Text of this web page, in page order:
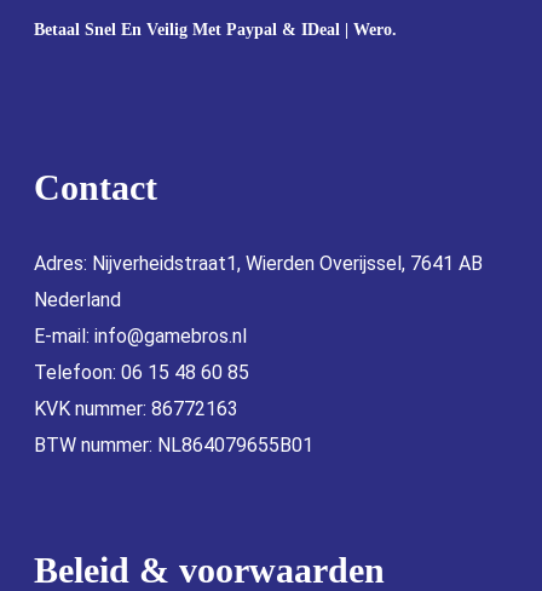
Betaal Snel En Veilig Met Paypal & IDeal | Wero.
Contact
Adres: Nijverheidstraat1, Wierden Overijssel, 7641 AB
Nederland
E-mail: info@gamebros.nl
Telefoon: 06 15 48 60 85
KVK nummer: 86772163
BTW nummer: NL864079655B01
Beleid & voorwaarden